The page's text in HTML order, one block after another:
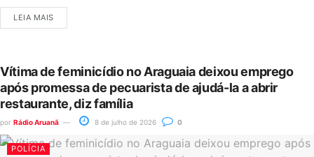
LEIA MAIS
Vítima de feminicídio no Araguaia deixou emprego
após promessa de pecuarista de ajudá-la a abrir
restaurante, diz família
por Rádio Aruanã 8 de julho de 2026 0
POLÍCIA